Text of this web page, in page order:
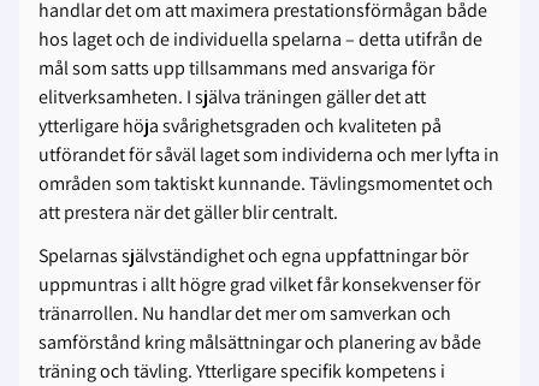
handlar det om att maximera prestationsförmågan både
hos laget och de individuella spelarna – detta utifrån de
mål som satts upp tillsammans med ansvariga för
elitverksamheten. I själva träningen gäller det att
ytterligare höja svårighetsgraden och kvaliteten på
utförandet för såväl laget som individerna och mer lyfta in
områden som taktiskt kunnande. Tävlingsmomentet och
att prestera när det gäller blir centralt.
Spelarnas självständighet och egna uppfattningar bör
uppmuntras i allt högre grad vilket får konsekvenser för
tränarrollen. Nu handlar det mer om samverkan och
samförstånd kring målsättningar och planering av både
träning och tävling. Ytterligare specifik kompetens i